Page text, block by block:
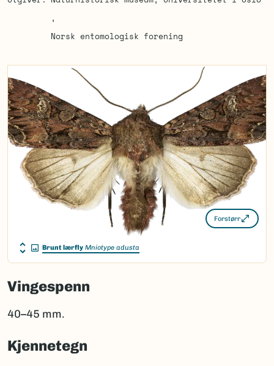
Norsk entomologisk forening
Forstørr
Brunt lærfly Mniotype adusta
Vingespenn
40–45 mm.
Kjennetegn